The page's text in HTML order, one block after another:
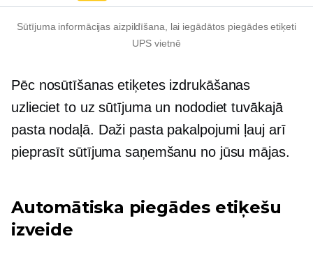
Sūtījuma informācijas aizpildīšana, lai iegādātos piegādes etiķeti
UPS vietnē
Pēc nosūtīšanas etiķetes izdrukāšanas
uzlieciet to uz sūtījuma un nododiet tuvākajā
pasta nodaļā. Daži pasta pakalpojumi ļauj arī
pieprasīt sūtījuma saņemšanu no jūsu mājas.
Automātiska piegādes etiķešu
izveide